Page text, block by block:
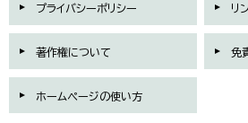
プライバシーポリシー リ
著作権について 免
ホームページの使い方